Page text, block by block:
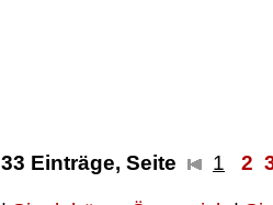
33 Einträge, Seite 1 2